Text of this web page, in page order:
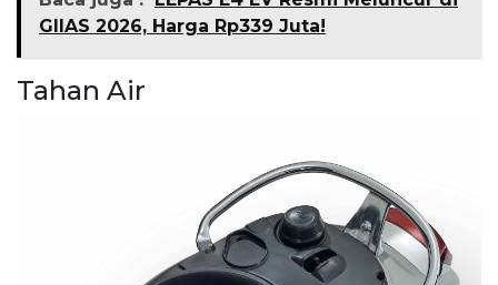
GIIAS 2026, Harga Rp339 Juta!
Tahan Air